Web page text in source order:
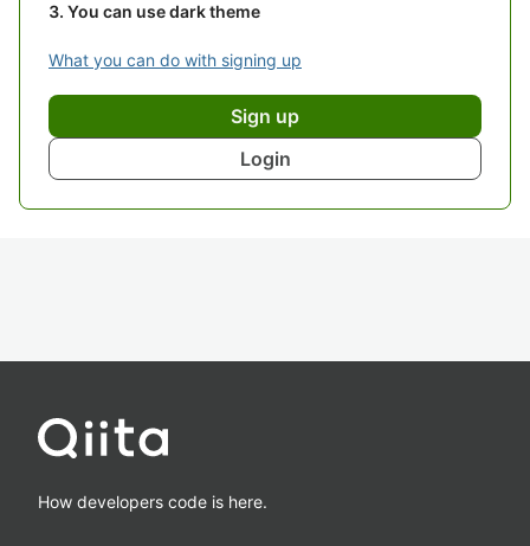
You can use dark theme
What you can do with signing up
Sign up
Login
How developers code is here.